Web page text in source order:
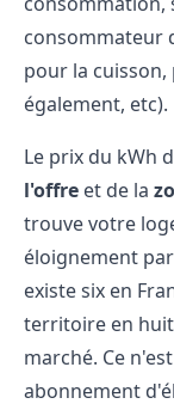
consommateur
pour la
également, etc).
Le prix du kWh
l'offre et de la
trouve votre
éloignement
existe six en
territoire en
marché. Ce
abonnement